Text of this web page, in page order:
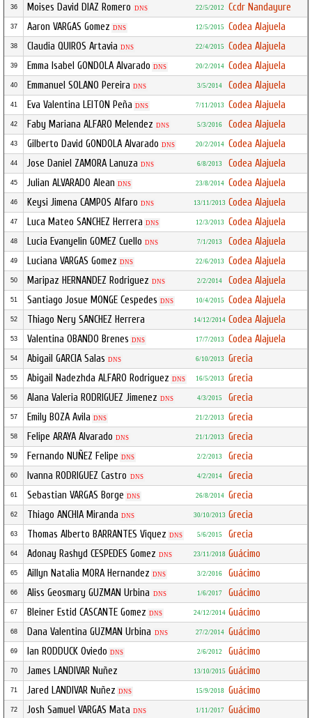
36 Moises David DIAZ Romero DNS 22/5/2012 Ccdr Nandayure
37 Aaron VARGAS Gomez DNS 12/5/2015 Codea Alajuela
38 Claudia QUIROS Artavia DNS 22/4/2015 Codea Alajuela
39 Emma Isabel GONDOLA Alvarado DNS 20/2/2014 Codea Alajuela
40 Emmanuel SOLANO Pereira DNS 3/5/2014 Codea Alajuela
41 Eva Valentina LEITON Peña DNS 7/11/2013 Codea Alajuela
42 Faby Mariana ALFARO Melendez DNS 5/3/2016 Codea Alajuela
43 Gilberto David GONDOLA Alvarado DNS 20/2/2014 Codea Alajuela
44 Jose Daniel ZAMORA Lanuza DNS 6/8/2013 Codea Alajuela
45 Julian ALVARADO Alean DNS 23/8/2014 Codea Alajuela
46 Keysi Jimena CAMPOS Alfaro DNS 13/11/2013 Codea Alajuela
47 Luca Mateo SANCHEZ Herrera DNS 12/3/2013 Codea Alajuela
48 Lucia Evanyelin GOMEZ Cuello DNS 7/1/2013 Codea Alajuela
49 Luciana VARGAS Gomez DNS 22/6/2013 Codea Alajuela
50 Maripaz HERNANDEZ Rodriguez DNS 2/2/2014 Codea Alajuela
51 Santiago Josue MONGE Cespedes DNS 10/4/2015 Codea Alajuela
52 Thiago Nery SANCHEZ Herrera 14/12/2014 Codea Alajuela
53 Valentina OBANDO Brenes DNS 17/7/2013 Codea Alajuela
54 Abigail GARCIA Salas DNS 6/10/2013 Grecia
55 Abigail Nadezhda ALFARO Rodriguez DNS 16/5/2013 Grecia
56 Alana Valeria RODRIGUEZ Jimenez DNS 4/3/2015 Grecia
57 Emily BOZA Avila DNS 21/2/2013 Grecia
58 Felipe ARAYA Alvarado DNS 21/1/2013 Grecia
59 Fernando NUÑEZ Felipe DNS 2/2/2013 Grecia
60 Ivanna RODRIGUEZ Castro DNS 4/2/2014 Grecia
61 Sebastian VARGAS Borge DNS 26/8/2014 Grecia
62 Thiago ANCHIA Miranda DNS 30/10/2013 Grecia
63 Thomas Alberto BARRANTES Viquez DNS 5/6/2015 Grecia
64 Adonay Rashyd CESPEDES Gomez DNS 23/11/2018 Guácimo
65 Aillyn Natalia MORA Hernandez DNS 3/2/2016 Guácimo
66 Aliss Geosmary GUZMAN Urbina DNS 1/6/2017 Guácimo
67 Bleiner Estid CASCANTE Gomez DNS 24/12/2014 Guácimo
68 Dana Valentina GUZMAN Urbina DNS 27/2/2014 Guácimo
69 Ian RODDUCK Oviedo DNS 2/6/2012 Guácimo
70 James LANDIVAR Nuñez 13/10/2015 Guácimo
71 Jared LANDIVAR Nuñez DNS 15/9/2018 Guácimo
72 Josh Samuel VARGAS Mata DNS 1/11/2017 Guácimo